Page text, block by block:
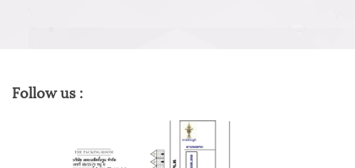
Follow us :